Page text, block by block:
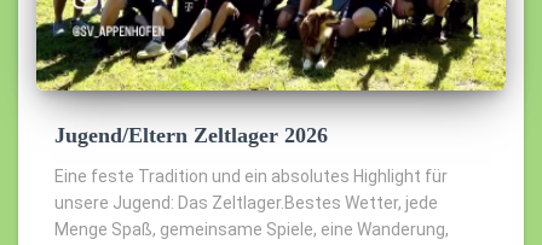
Jugend/Eltern Zeltlager 2026
Eine feste Tradition und ein absolutes Highlight für
unsere Jugend: Das Zeltlager.Bestes Wetter, jede
Menge Spaß, gemeinsame Spiele, eine Wanderung,